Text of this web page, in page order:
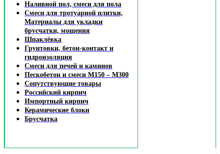
Наливной пол, смеси для пола
Смеси для тротуарной плитки,
Материалы для укладки
брусчатки, мощения
Шпаклёвка
Грунтовки, бетон-контакт и
гидроизоляция
Смеси для печей и каминов
Пескобетон и смеси М150 – М300
Сопутствующие товары
Российский кирпич
Импортный кирпич
Керамические блоки
Брусчатка